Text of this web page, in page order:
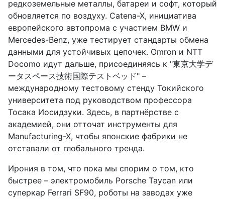
редкоземельные металлы, батареи и софт, который
обновляется по воздуху. Catena-X, инициатива
европейского автопрома с участием BMW и
Mercedes-Benz, уже тестирует стандарты обмена
данными для устойчивых цепочек. Omron и NTT
Docomo идут дальше, присоединяясь к "東京大学デ
ータスペース技術国際テストベッド" –
международному тестовому стенду Токийского
университета под руководством профессора
Тосака Иосидзуки. Здесь, в партнёрстве с
академией, они отточат инструменты для
Manufacturing-X, чтобы японские фабрики не
отставали от глобального тренда.
Ирония в том, что пока мы спорим о том, кто
быстрее – электромобиль Porsche Taycan или
суперкар Ferrari SF90, роботы на заводах уже